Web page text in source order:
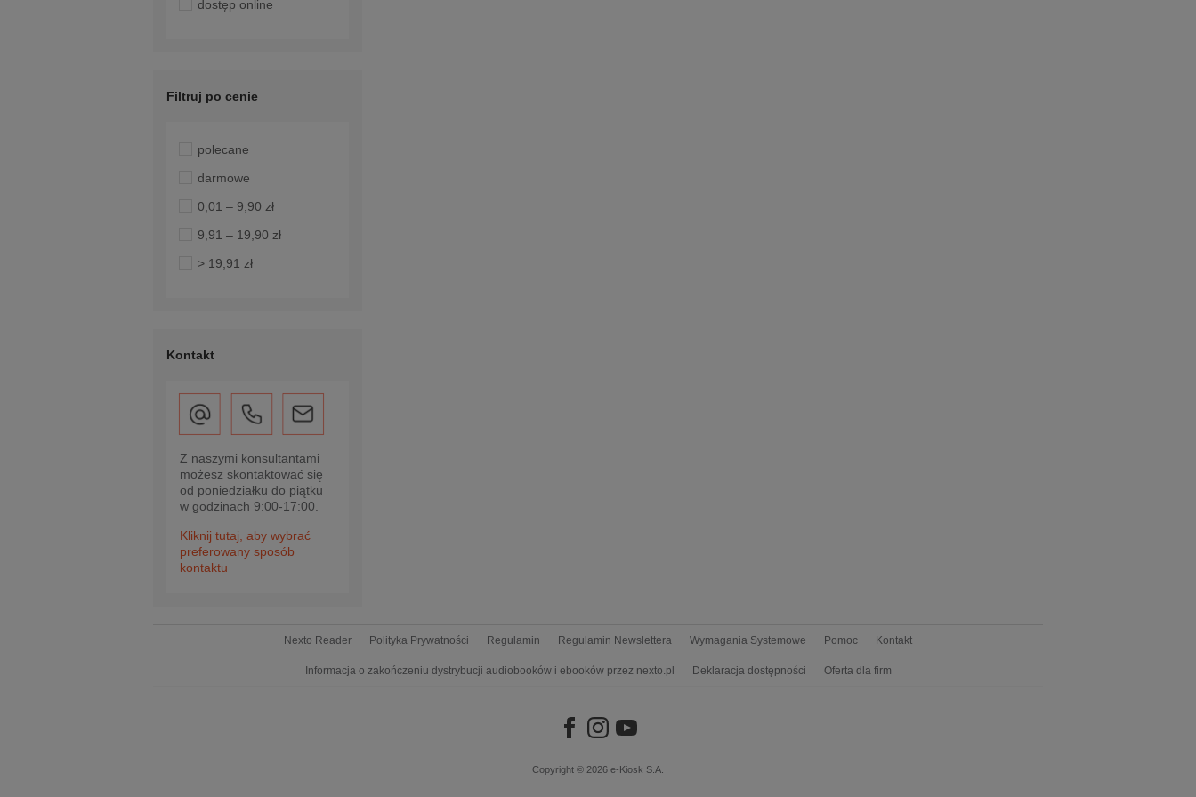
dostęp online
Filtruj po cenie
polecane
darmowe
0,01 – 9,90 zł
9,91 – 19,90 zł
> 19,91 zł
Kontakt
Z naszymi konsultantami
możesz skontaktować się
od poniedziałku do piątku
w godzinach 9:00-17:00.
Kliknij tutaj, aby wybrać
preferowany sposób
kontaktu
Nexto Reader Polityka Prywatności Regulamin Regulamin Newslettera Wymagania Systemowe Pomoc Kontakt
Informacja o zakończeniu dystrybucji audiobooków i ebooków przez nexto.pl Deklaracja dostępności Oferta dla firm
Copyright © 2026 e-Kiosk S.A.